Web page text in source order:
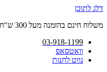
דלג לתוכן
משלוח חינם בהזמנה מעל 300 ש"ח
03-918-1199
וואטסאפ
נווט לחנות